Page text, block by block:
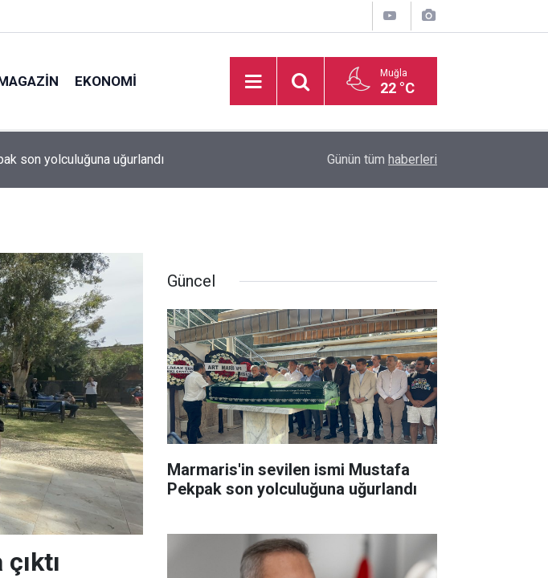
EKONOMI Muğla
22 °C
dikkatimizi Filistin meselesinden
Basketbol Süper Ligi’nde yeni sezonun fikstür
Günün tüm haberleri
Güncel
Marmaris'in sevilen ismi Mustafa
Pekpak son yolculuğuna uğurlandı